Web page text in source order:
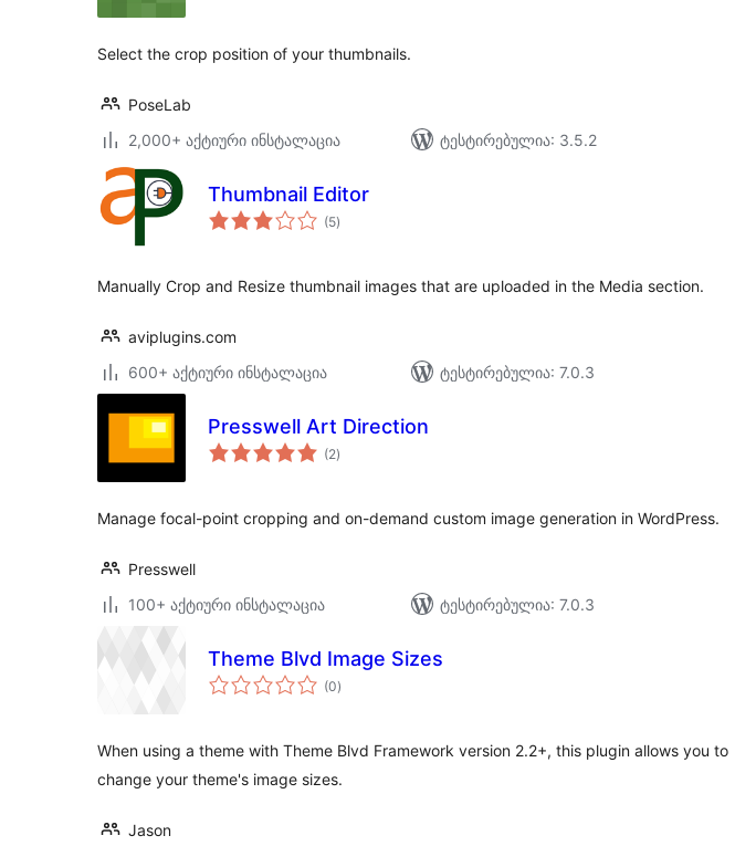
Select the crop position of your thumbnails.
PoseLab
2,000+ აქტიური ინსტალაცია
ტესტირებულია: 3.5.2
Thumbnail Editor
(5საერთო
რეიტინგი
)
Manually Crop and Resize thumbnail images that are uploaded in the Media section.
aviplugins.com
600+ აქტიური ინსტალაცია
ტესტირებულია: 7.0.3
Presswell Art Direction
(2საერთო
რეიტინგი
)
Manage focal-point cropping and on-demand custom image generation in WordPress.
Presswell
100+ აქტიური ინსტალაცია
ტესტირებულია: 7.0.3
Theme Blvd Image Sizes
(0საერთო
რეიტინგი
)
When using a theme with Theme Blvd Framework version 2.2+, this plugin allows you to
change your theme's image sizes.
Jason